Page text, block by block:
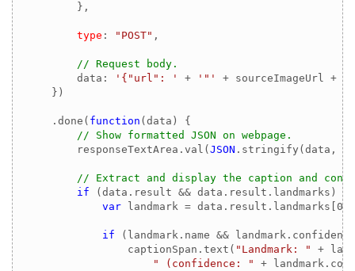
        },
type : "POST" ,
// Request body.
        data:
'{"url": ' + '"' + sourceImageUrl +
    })
    .done(
function ( data ) {
// Show formatted JSON on webpage.
        responseTextArea.val(
JSON .stringify(data,
// Extract and display the caption and
if (data.result && data.result.landmarks) {
var landmark = data.result.landmarks[ 0
if (landmark.name &&
                captionSpan.text(
"Landmark: "
+
" (confidence: "
+